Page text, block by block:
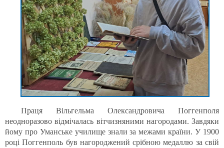
Праця Вільгельма Олександровича Поггенполя
неодноразово відмічалась вітчизняними нагородами. Завдяки
йому про Уманське училище знали за межами країни. У 1900
році Поггенполь був нагороджений срібною медаллю за свій